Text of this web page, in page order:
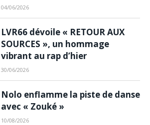
04/06/2026
LVR66 dévoile « RETOUR AUX
SOURCES », un hommage
vibrant au rap d’hier
30/06/2026
Nolo enflamme la piste de danse
avec « Zouké »
10/08/2026